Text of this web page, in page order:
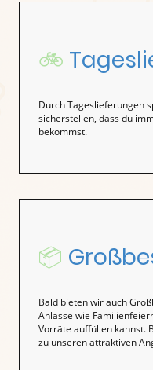
🚲
Durch Tageslieferungen
sicherstellen, dass du
bekommst.
📦
Bald bieten wir auch
Anlässe wie
Vorräte auffüllen kannst.
zu unseren attraktiven